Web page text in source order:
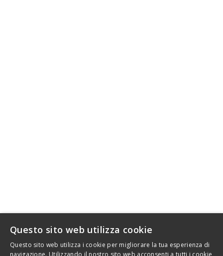
Questo sito web utilizza cookie
Questo sito web utilizza i cookie per migliorare la tua esperienza di
navigazione. Utilizzando il nostro sito web acconsenti a tutti i cookie